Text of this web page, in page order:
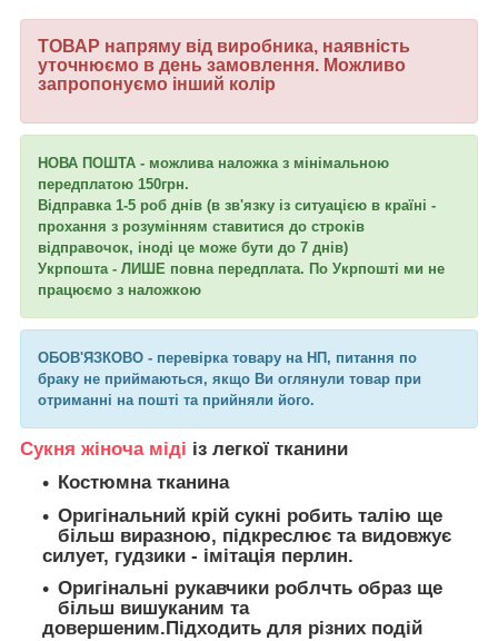
ТОВАР напряму від виробника, наявність
уточнюємо в день замовлення. Можливо
запропонуємо інший колір
НОВА ПОШТА - можлива наложка з мінімальною
передплатою 150грн.
Відправка 1-5 роб днів (в зв'язку із ситуацією в країні -
прохання з розумінням ставитися до строків
відправочок, іноді це може бути до 7 днів)
Укрпошта - ЛИШЕ повна передплата. По Укрпошті ми не
працюємо з наложкою
ОБОВ'ЯЗКОВО - перевірка товару на НП, питання по
браку не приймаються, якщо Ви оглянули товар при
отриманні на пошті та прийняли його.
Сукня жіноча міді із легкої тканини
Костюмна тканина
Оригінальний крій сукні робить талію ще
більш виразною, підкреслює та видовжує
силует, гудзики - імітація перлин.
Оригінальні рукавчики роблчть образ ще
більш вишуканим та
довершеним.Підходить для різних подій